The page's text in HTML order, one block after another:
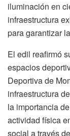
iluminación en
infraestructura
para garantizar
El edil reafirmó
espacios
Deportiva de
infraestructura
la importancia
actividad física
social a través